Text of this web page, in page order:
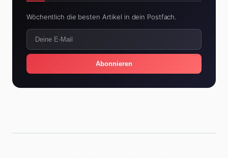
Wöchentlich die besten Artikel in dein Postfach.
Abonnieren